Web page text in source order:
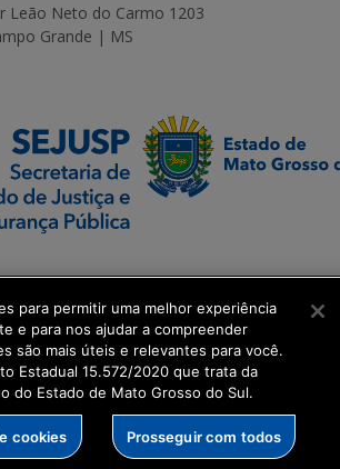
Leão Neto do Carmo 1203
Grande | MS
Digital
para permitir uma melhor experiência
e para nos ajudar a compreender
são mais úteis e relevantes para você.
Estadual 15.572/2020 que trata da
do Estado de Mato Grosso do Sul.
cookies Prosseguir com todos